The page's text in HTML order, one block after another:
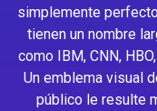
simplemente
tienen un nombre
como IBM, CNN,
Un emblema visual
público le resulte